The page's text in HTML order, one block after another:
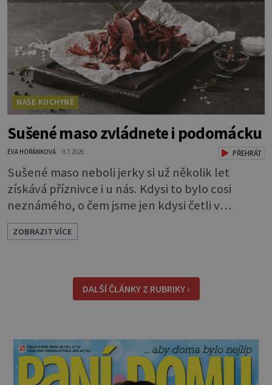
vytvoříte takový lesk? Vlastně je to jednoduché.
Dort musíte před politím pár
NAŠE KUCHYNĚ
Sušené maso zvládnete i podomácku
EVA HOŘÁNKOVÁ 9.7.2026 PŘEHRÁT
Sušené maso neboli jerky si už několik let
získává příznivce i u nás. Kdysi to bylo cosi
neznámého, o čem jsme jen kdysi četli v
knihách o americkém západě. Dneska si je
můžeme klidně koupit, ale také, což je ještě
během dne a určitě se vám hodí na výletě,
protože v batohu nezabere téměř žádné místo
ZOBRAZIT VÍCE
DALŠÍ ČLÁNKY Z RUBRIKY ›